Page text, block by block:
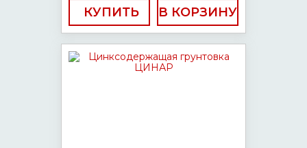
КУПИТЬ